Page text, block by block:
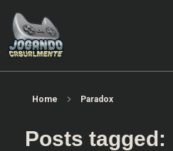
Home Paradox
Posts tagged: